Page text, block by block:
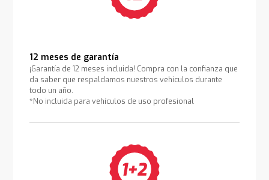
12 meses de garantía
¡Garantía de 12 meses incluida! Compra con la confianza que
da saber que respaldamos nuestros vehículos durante
todo un año.
*No incluida para vehículos de uso profesional